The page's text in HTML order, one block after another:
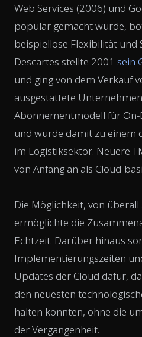
Web Services (2006) und
populär gemacht wurde,
beispiellose Flexibilität und
Descartes stellte 2001 sein
und ging von dem Verkauf
ausgestattete
Abonnementmodell für
und wurde damit zu einem
im Logistiksektor. Neuere
von Anfang an als Cloud-
Die Möglichkeit, von
ermöglichte die
Echtzeit. Darüber hinaus
Implementierungszeiten
Updates der Cloud dafür,
den neuesten
halten konnten, ohne die
der Vergangenheit.